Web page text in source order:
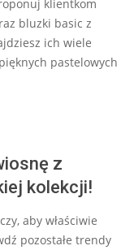
klientkom
bluzki basic z
ich wiele
pastelowych
z
kolekcji!
aby właściwie
pozostałe trendy